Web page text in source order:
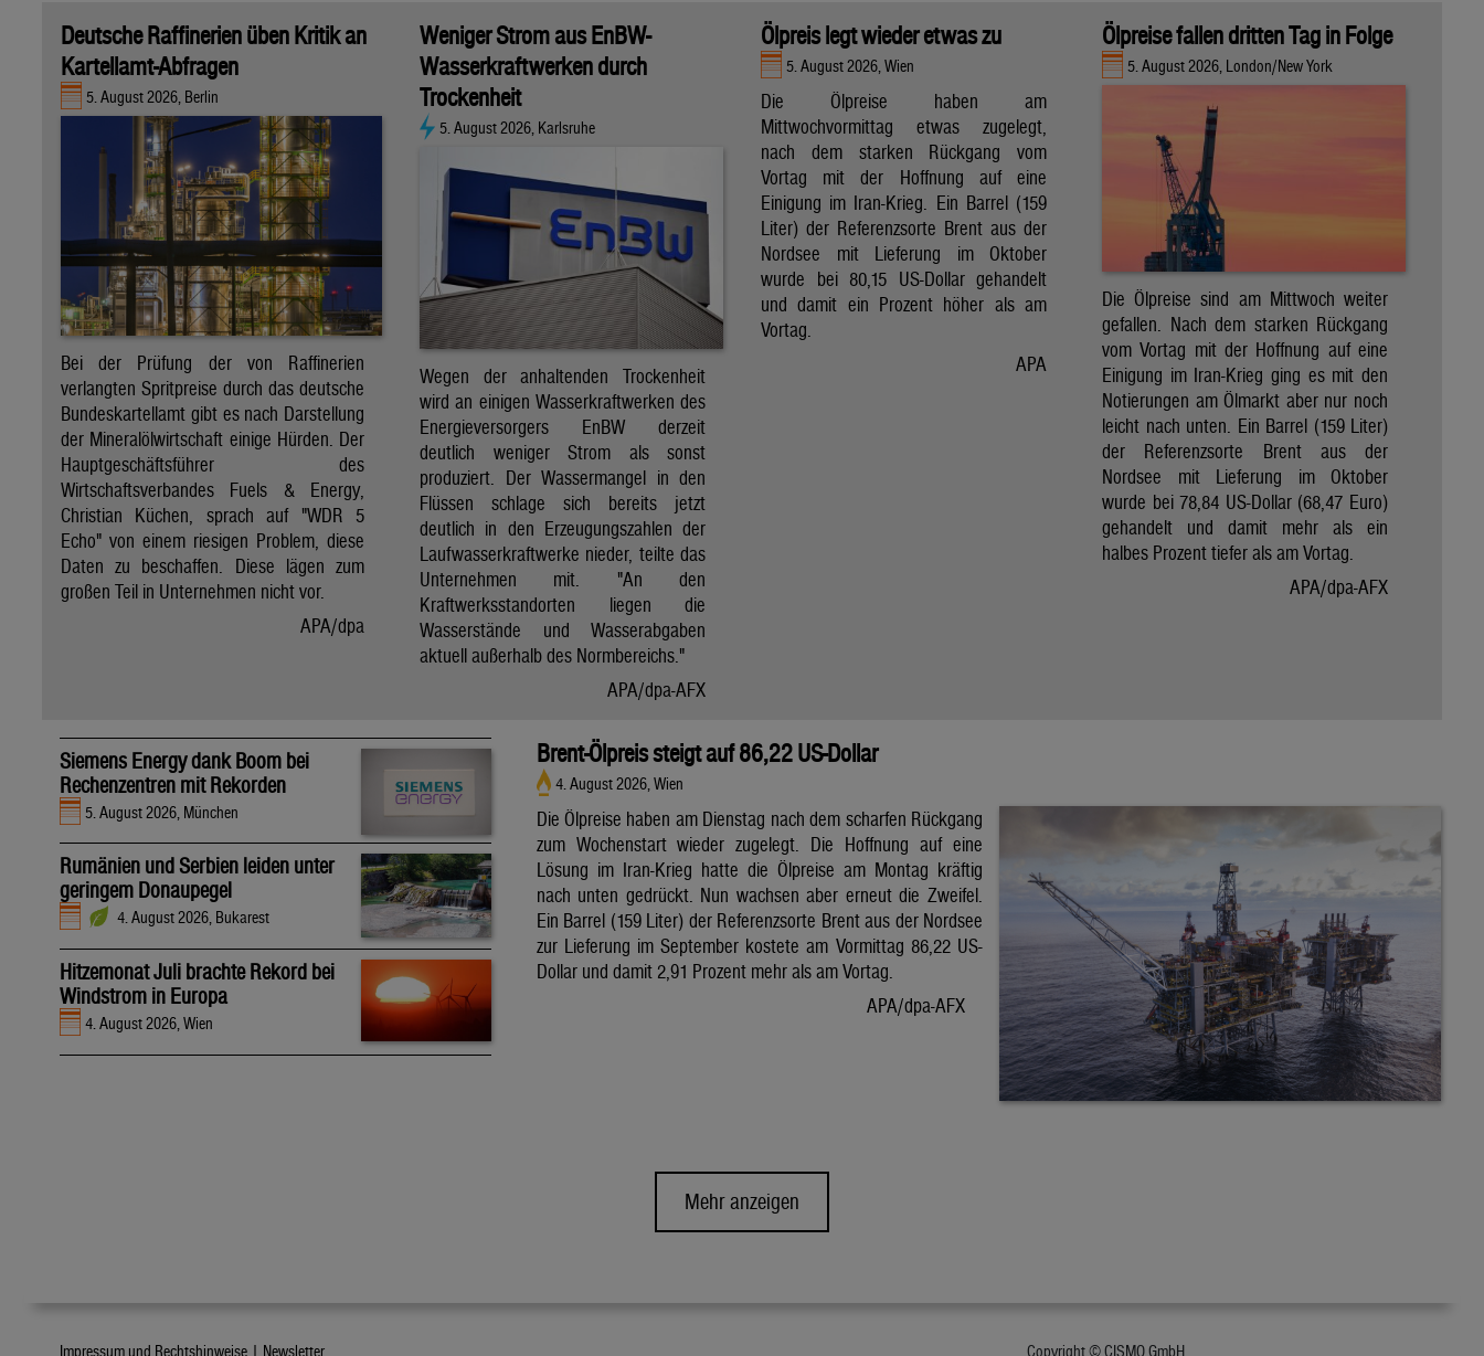
Deutsche Raffinerien üben Kritik an
Kartellamt-Abfragen
5. August 2026, Berlin
Bei der Prüfung der von Raffinerien
verlangten Spritpreise durch das deutsche
Bundeskartellamt gibt es nach Darstellung
der Mineralölwirtschaft einige Hürden. Der
Hauptgeschäftsführer des
Wirtschaftsverbandes Fuels & Energy,
Christian Küchen, sprach auf "WDR 5
Echo" von einem riesigen Problem, diese
Daten zu beschaffen. Diese lägen zum
großen Teil in Unternehmen nicht vor.
APA/dpa
Weniger Strom aus EnBW-
Wasserkraftwerken durch
Trockenheit
5. August 2026, Karlsruhe
Wegen der anhaltenden Trockenheit
wird an einigen Wasserkraftwerken des
Energieversorgers EnBW derzeit
deutlich weniger Strom als sonst
produziert. Der Wassermangel in den
Flüssen schlage sich bereits jetzt
deutlich in den Erzeugungszahlen der
Laufwasserkraftwerke nieder, teilte das
Unternehmen mit. "An den
Kraftwerksstandorten liegen die
Wasserstände und Wasserabgaben
aktuell außerhalb des Normbereichs."
APA/dpa-AFX
Ölpreis legt wieder etwas zu
5. August 2026, Wien
Die Ölpreise haben am
Mittwochvormittag etwas zugelegt,
nach dem starken Rückgang vom
Vortag mit der Hoffnung auf eine
Einigung im Iran-Krieg. Ein Barrel (159
Liter) der Referenzsorte Brent aus der
Nordsee mit Lieferung im Oktober
wurde bei 80,15 US-Dollar gehandelt
und damit ein Prozent höher als am
Vortag.
APA
Ölpreise fallen dritten Tag in Folge
5. August 2026, London/New York
Die Ölpreise sind am Mittwoch weiter
gefallen. Nach dem starken Rückgang
vom Vortag mit der Hoffnung auf eine
Einigung im Iran-Krieg ging es mit den
Notierungen am Ölmarkt aber nur noch
leicht nach unten. Ein Barrel (159 Liter)
der Referenzsorte Brent aus der
Nordsee mit Lieferung im Oktober
wurde bei 78,84 US-Dollar (68,47 Euro)
gehandelt und damit mehr als ein
halbes Prozent tiefer als am Vortag.
APA/dpa-AFX
Siemens Energy dank Boom bei
Rechenzentren mit Rekorden
5. August 2026, München
Rumänien und Serbien leiden unter
geringem Donaupegel
4. August 2026, Bukarest
Hitzemonat Juli brachte Rekord bei
Windstrom in Europa
4. August 2026, Wien
Brent-Ölpreis steigt auf 86,22 US-Dollar
4. August 2026, Wien
Die Ölpreise haben am Dienstag nach dem scharfen Rückgang
zum Wochenstart wieder zugelegt. Die Hoffnung auf eine
Lösung im Iran-Krieg hatte die Ölpreise am Montag kräftig
nach unten gedrückt. Nun wachsen aber erneut die Zweifel.
Ein Barrel (159 Liter) der Referenzsorte Brent aus der Nordsee
zur Lieferung im September kostete am Vormittag 86,22 US-
Dollar und damit 2,91 Prozent mehr als am Vortag.
APA/dpa-AFX
Mehr anzeigen
Impressum und Rechtshinweise | Newsletter Copyright © CISMO GmbH